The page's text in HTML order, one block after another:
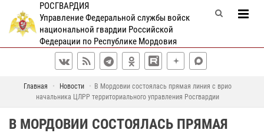
РОСГВАРДИЯ
Управление Федеральной службы войск
национальной гвардии Российской
Федерации по Республике Мордовия
Главная Новости
В Мордовии состоялась прямая линия с врио
начальника ЦЛРР территориального управления Росгвардии
В МОРДОВИИ СОСТОЯЛАСЬ ПРЯМАЯ